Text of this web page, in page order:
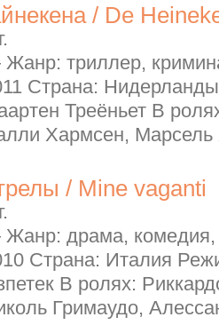
/ De
триллер,
Страна:
Треёньет В
Хармсен, Марсель
/ Mine vaganti
драма, комедия,
Страна: Италия
В ролях:
Гримаудо,